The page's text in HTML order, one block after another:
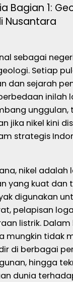
Bagian 1:
Nusantara
sebagai
Setiap
dan sejarah
inilah
unggulan,
jika nikel kini
strategis
nikel
yang kuat dan
digunakan
pelapisan
listrik. Dalam
mungkin tidak
di berbagai
hingga
dunia